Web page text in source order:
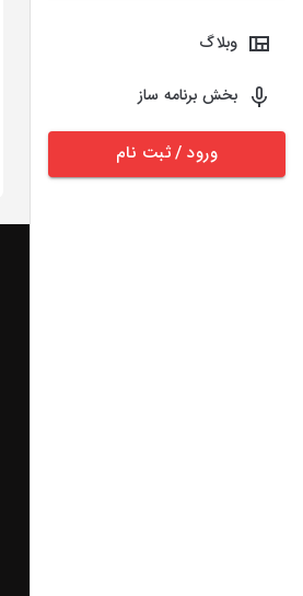
وبلاگ
بخش برنامه ساز
ورود / ثبت نام